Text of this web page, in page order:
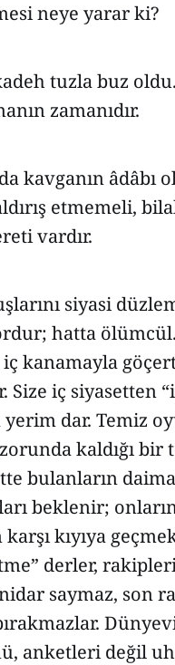
neye yarar ki?
tuzla buz
zamanıdır.
kavganın âdâbı
etmemeli,
vardır.
siyasi
hatta
kanamayla
iç siyasetten
dar. Temiz
kaldığı bir
bulanların
beklenir;
kıyıya
derler,
saymaz, son
anketleri değil